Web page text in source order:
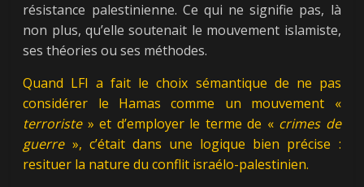
résistance palestinienne. Ce qui ne signifie pas, là
non plus, qu’elle soutenait le mouvement islamiste,
ses théories ou ses méthodes.
Quand LFI a fait le choix sémantique de ne pas
considérer le Hamas comme un mouvement «
terroriste» et d’employer le terme de « crimes de
guerre», c’était dans une logique bien précise :
resituer la nature du conflit israélo-palestinien.